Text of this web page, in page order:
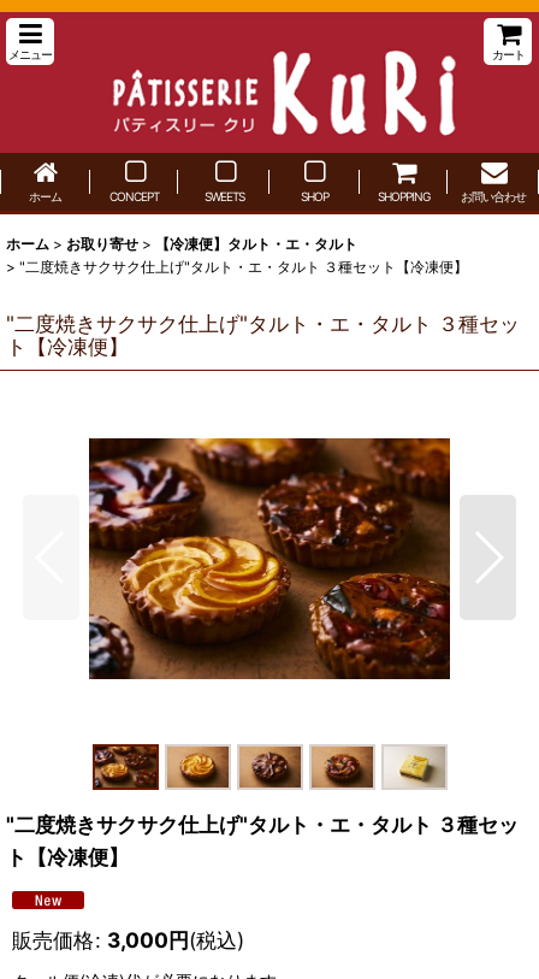
メニュー カート
ホーム CONCEPT SWEETS SHOP SHOPPING お問い合わせ
ホーム > お取り寄せ >
【冷凍便】タルト・エ・タルト
> "二度焼きサクサク仕上げ"タルト・エ・タルト ３種セット【冷凍便】
"二度焼きサクサク仕上げ"タルト・エ・タルト ３種セッ
ト【冷凍便】
"二度焼きサクサク仕上げ"タルト・エ・タルト ３種セッ
ト【冷凍便】
販売価格: 3,000円(税込)